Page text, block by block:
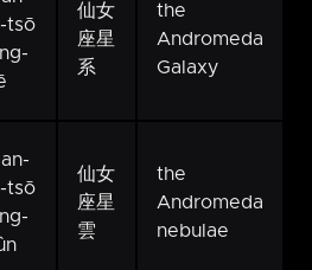
tsō
仙女
座星
系
the
Andromeda
Galaxy
tsō
仙女
座星
雲
the
Andromeda
nebulae